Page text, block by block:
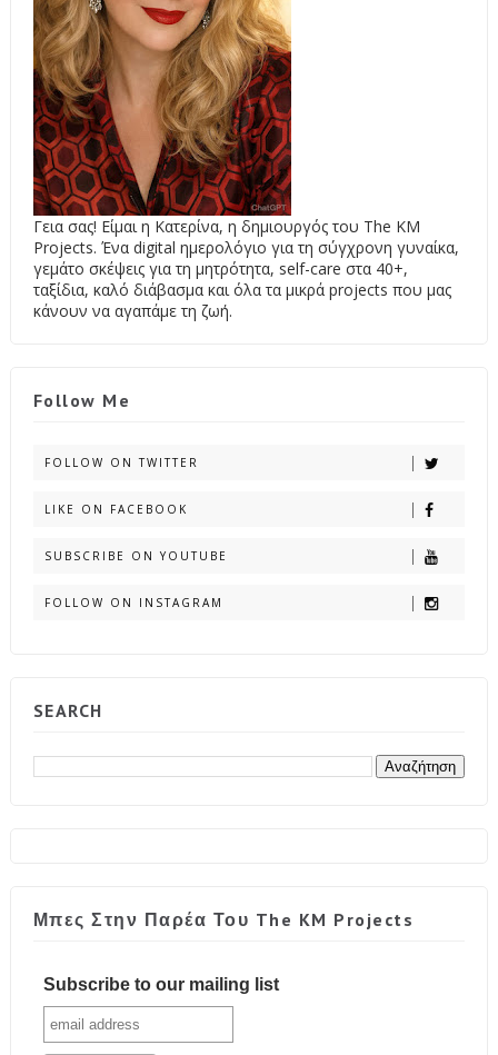
Γεια σας! Είμαι η Κατερίνα, η δημιουργός του The KM
Projects. Ένα digital ημερολόγιο για τη σύγχρονη γυναίκα,
γεμάτο σκέψεις για τη μητρότητα, self-care στα 40+,
ταξίδια, καλό διάβασμα και όλα τα μικρά projects που μας
κάνουν να αγαπάμε τη ζωή.
Follow Me
FOLLOW ON TWITTER
LIKE ON FACEBOOK
SUBSCRIBE ON YOUTUBE
FOLLOW ON INSTAGRAM
SEARCH
Μπες Στην Παρέα Του The KM Projects
Subscribe to our mailing list